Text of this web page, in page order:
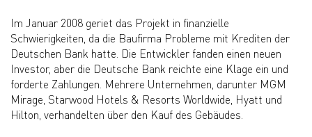
Im Januar 2008 geriet das Projekt in finanzielle
Schwierigkeiten, da die Baufirma Probleme mit Krediten der
Deutschen Bank hatte. Die Entwickler fanden einen neuen
Investor, aber die Deutsche Bank reichte eine Klage ein und
forderte Zahlungen. Mehrere Unternehmen, darunter MGM
Mirage, Starwood Hotels & Resorts Worldwide, Hyatt und
Hilton, verhandelten über den Kauf des Gebäudes.